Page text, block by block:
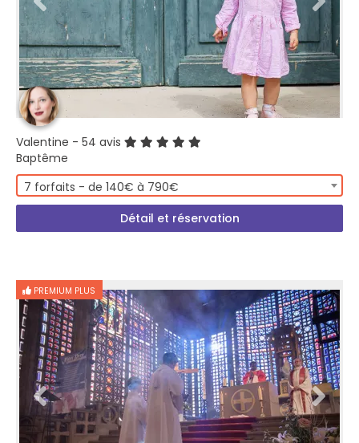
Valentine - 54 avis
Baptême
7 forfaits - de 140€ à 790€
Détail et réservation
PREMIUM PLUS